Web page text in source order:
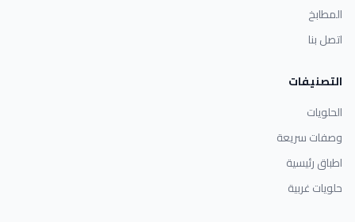
المطابخ
اتصل بنا
التصنيفات
الحلويات
وصفات سريعة
اطباق رئيسية
حلويات غربية